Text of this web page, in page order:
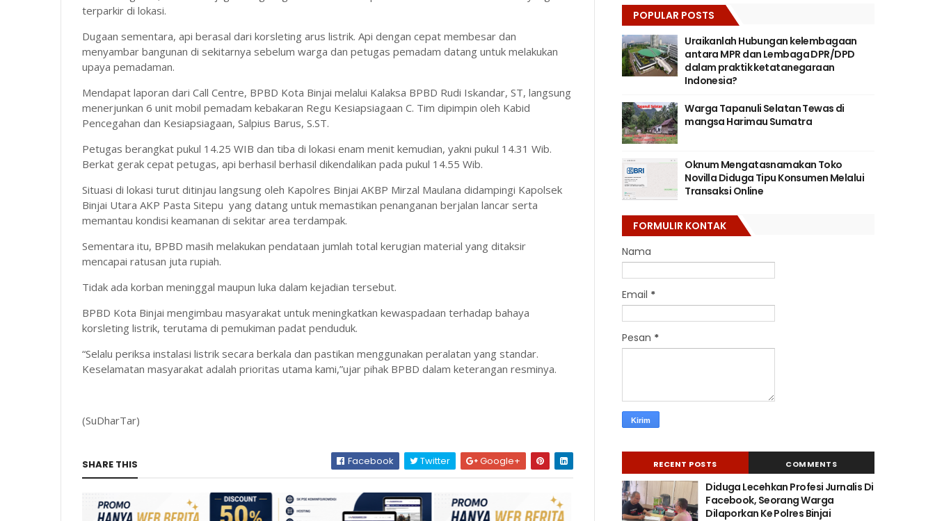
terparkir di lokasi.
Dugaan sementara, api berasal dari korsleting arus listrik. Api dengan cepat membesar dan
menyambar bangunan di sekitarnya sebelum warga dan petugas pemadam datang untuk melakukan
upaya pemadaman.
Mendapat laporan dari Call Centre, BPBD Kota Binjai melalui Kalaksa BPBD Rudi Iskandar, ST, langsung
menerjunkan 6 unit mobil pemadam kebakaran Regu Kesiapsiagaan C. Tim dipimpin oleh Kabid
Pencegahan dan Kesiapsiagaan, Salpius Barus, S.ST.
Petugas berangkat pukul 14.25 WIB dan tiba di lokasi enam menit kemudian, yakni pukul 14.31 Wib.
Berkat gerak cepat petugas, api berhasil berhasil dikendalikan pada pukul 14.55 Wib.
Situasi di lokasi turut ditinjau langsung oleh Kapolres Binjai AKBP Mirzal Maulana didampingi Kapolsek
Binjai Utara AKP Pasta Sitepu yang datang untuk memastikan penanganan berjalan lancar serta
memantau kondisi keamanan di sekitar area terdampak.
Sementara itu, BPBD masih melakukan pendataan jumlah total kerugian material yang ditaksir
mencapai ratusan juta rupiah.
Tidak ada korban meninggal maupun luka dalam kejadian tersebut.
BPBD Kota Binjai mengimbau masyarakat untuk meningkatkan kewaspadaan terhadap bahaya
korsleting listrik, terutama di pemukiman padat penduduk.
“Selalu periksa instalasi listrik secara berkala dan pastikan menggunakan peralatan yang standar.
Keselamatan masyarakat adalah prioritas utama kami,”ujar pihak BPBD dalam keterangan resminya.
(SuDharTar)
SHARE THIS Facebook Twitter Google+
POPULAR POSTS
Uraikanlah Hubungan kelembagaan
antara MPR dan Lembaga DPR/DPD
dalam praktik ketatanegaraan
Indonesia?
Warga Tapanuli Selatan Tewas di
mangsa Harimau Sumatra
Oknum Mengatasnamakan Toko
Novilla Diduga Tipu Konsumen Melalui
Transaksi Online
FORMULIR KONTAK
Nama
Email *
Pesan *
RECENT POSTS COMMENTS
Diduga Lecehkan Profesi Jurnalis Di
Facebook, Seorang Warga
Dilaporkan Ke Polres Binjai